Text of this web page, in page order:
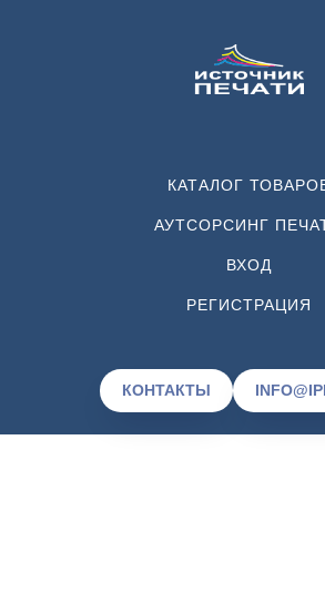
КАТАЛОГ
АУТСОРСИНГ
ВХОД
РЕГИСТРАЦИЯ
КОНТАКТЫ